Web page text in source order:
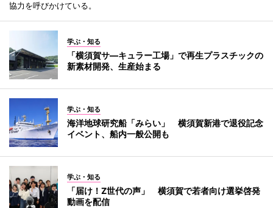
協力を呼びかけている。
学ぶ・知る
「横須賀サ―キュラー工場」で再生プラスチックの
新素材開発、生産始まる
学ぶ・知る
海洋地球研究船「みらい」 横須賀新港で退役記念
イベント、船内一般公開も
学ぶ・知る
「届け！Z世代の声」 横須賀で若者向け選挙啓発
動画を配信